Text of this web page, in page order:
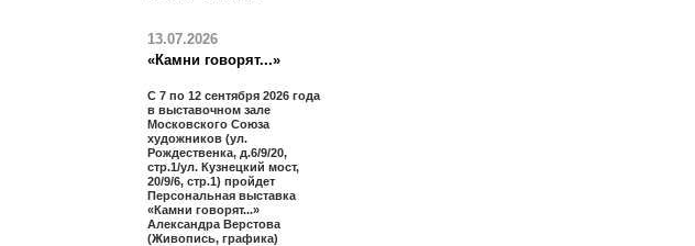
13.07.2026
«Камни говорят...»
С 7 по 12 сентября 2026 года
в выставочном зале
Московского Союза
художников (ул.
Рождественка, д.6/9/20,
стр.1/ул. Кузнецкий мост,
20/9/6, стр.1) пройдет
Персональная выставка
«Камни говорят...»
Александра Верстова
(Живопись, графика)